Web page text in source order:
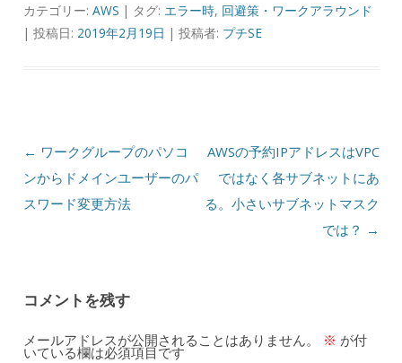
カテゴリー: AWS | タグ: エラー時, 回避策・ワークアラウンド
| 投稿日: 2019年2月19日 | 投稿者: プチSE
投稿ナビゲーション
← ワークグループのパソコ
ンからドメインユーザーのパ
スワード変更方法
AWSの予約IPアドレスはVPC
ではなく各サブネットにあ
る。小さいサブネットマスク
では？ →
コメントを残す
メールアドレスが公開されることはありません。 ※ が付
いている欄は必須項目です